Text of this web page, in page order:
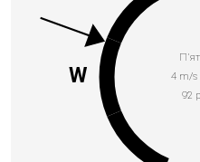
4 m/s
92
W